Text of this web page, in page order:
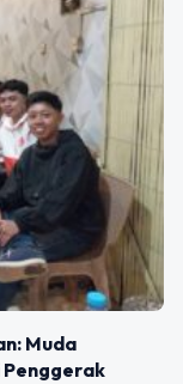
Muda
Penggerak